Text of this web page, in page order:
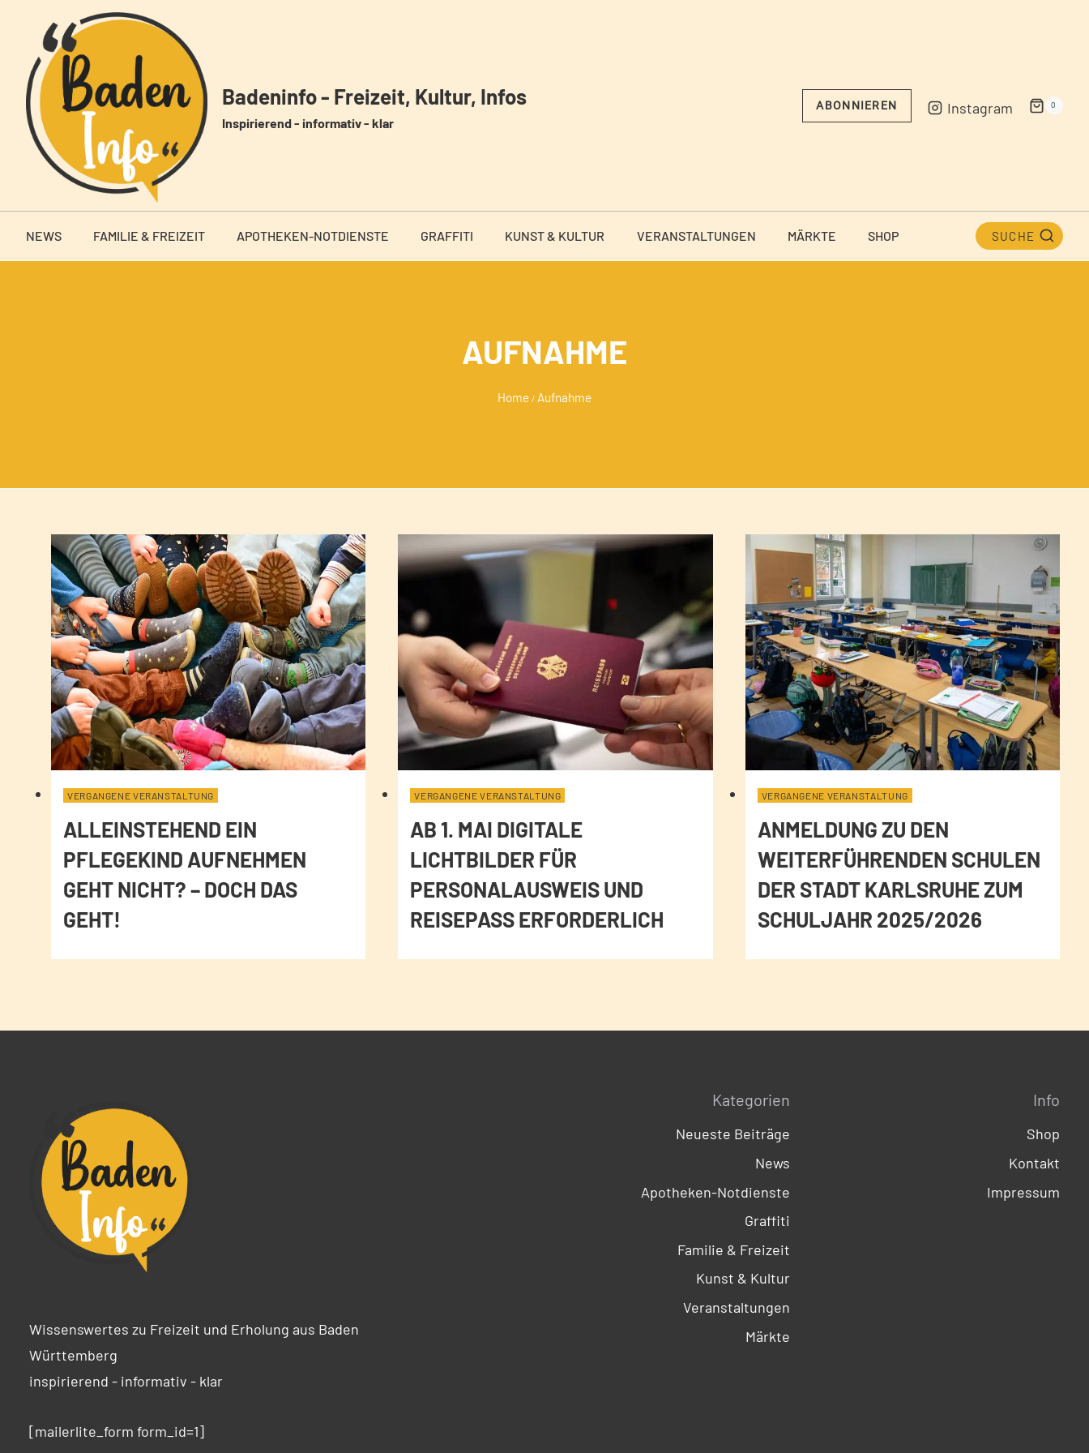
springen
Badeninfo - Freizeit, Kultur, Infos
Inspirierend - informativ - klar
ABONNIEREN Instagram 0
NEWS FAMILIE & FREIZEIT APOTHEKEN-NOTDIENSTE GRAFFITI KUNST & KULTUR VERANSTALTUNGEN MÄRKTE SHOP SUCHE
AUFNAHME
Home / Aufnahme
VERGANGENE VERANSTALTUNG
ALLEINSTEHEND EIN
PFLEGEKIND AUFNEHMEN
GEHT NICHT? – DOCH DAS
GEHT!
VERGANGENE VERANSTALTUNG
AB 1. MAI DIGITALE
LICHTBILDER FÜR
PERSONALAUSWEIS UND
REISEPASS ERFORDERLICH
VERGANGENE VERANSTALTUNG
ANMELDUNG ZU DEN
WEITERFÜHRENDEN SCHULEN
DER STADT KARLSRUHE ZUM
SCHULJAHR 2025/2026
Wissenswertes zu Freizeit und Erholung aus Baden
Württemberg
inspirierend - informativ - klar
[mailerlite_form form_id=1]
Kategorien
Neueste Beiträge
News
Apotheken-Notdienste
Graffiti
Familie & Freizeit
Kunst & Kultur
Veranstaltungen
Märkte
Info
Shop
Kontakt
Impressum